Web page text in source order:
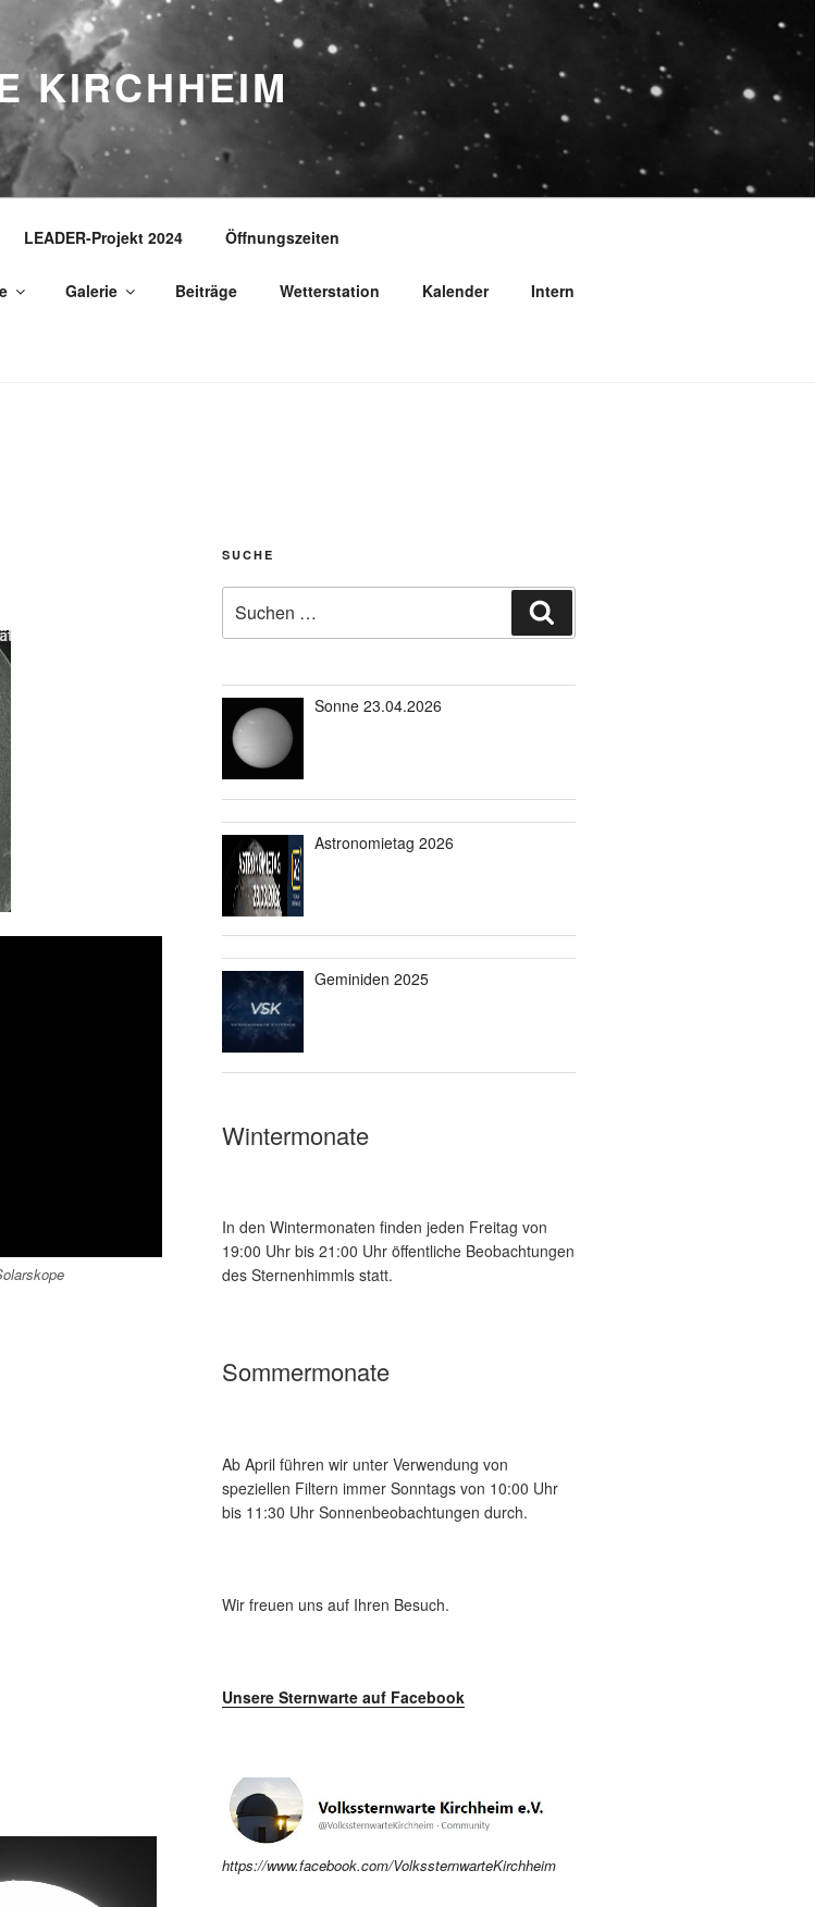
KIRCHHEIM
LEADER-Projekt 2024 Öffnungszeiten
Galerie Beiträge Wetterstation Kalender Intern
SUCHE
nach:
Sonne 23.04.2026
Astronomietag 2026
Geminiden 2025
Wintermonate
In den Wintermonaten finden jeden Freitag von
19:00 Uhr bis 21:00 Uhr öffentliche Beobachtungen
des Sternenhimmls statt.
Sommermonate
Ab April führen wir unter Verwendung von
speziellen Filtern immer Sonntags von 10:00 Uhr
bis 11:30 Uhr Sonnenbeobachtungen durch.
Wir freuen uns auf Ihren Besuch.
Unsere Sternwarte auf Facebook
https://www.facebook.com/VolkssternwarteKirchheim